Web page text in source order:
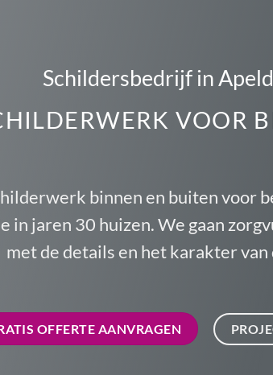
Schildersbedrijf in
VOOR
binnen en buiten voor
in jaren 30 huizen. We gaan
met de details en het karakter van
OFFERTE AANVRAGEN